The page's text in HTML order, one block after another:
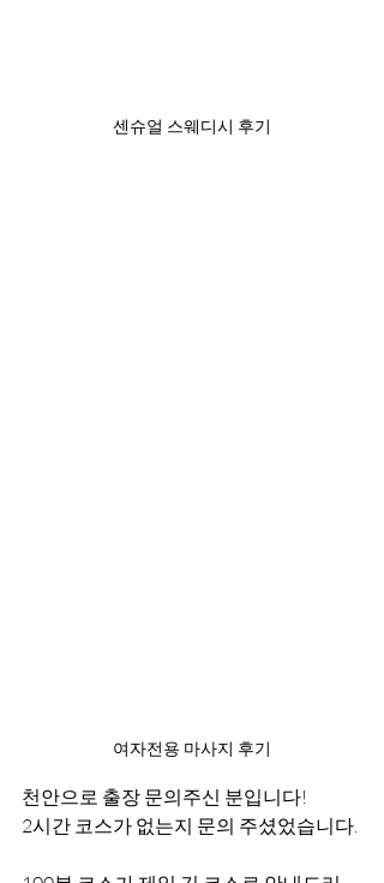
센슈얼 스웨디시 후기
여자전용 마사지 후기
천안으로 출장 문의주신 분입니다!
2시간 코스가 없는지 문의 주셨었습니다.